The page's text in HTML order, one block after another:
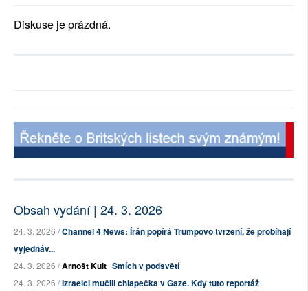
Diskuse je prázdná.
Obsah vydání | 24. 3. 2026
24. 3. 2026 /Channel 4 News: Írán popírá Trumpovo tvrzení, že probíhají
vyjednáv...
24. 3. 2026 /Arnošt Kult Smích v podsvětí
24. 3. 2026 /Izraelci mučili chlapečka v Gaze. Kdy tuto reportáž